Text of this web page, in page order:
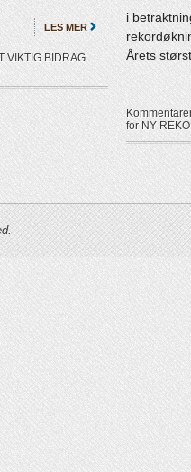
LES MER
VIKTIG BIDRAG
i
Årets
for NY